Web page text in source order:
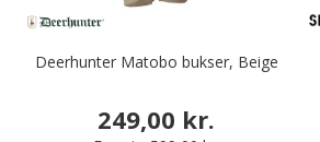
Deerhunter Matobo bukser, Beige
249,00 kr.